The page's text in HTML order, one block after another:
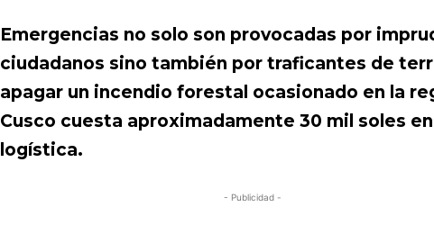
Emergencias no solo son provocadas por
ciudadanos sino también por traficantes de
apagar un incendio forestal ocasionado en la
Cusco cuesta aproximadamente 30 mil soles en
logística.
- Publicidad -